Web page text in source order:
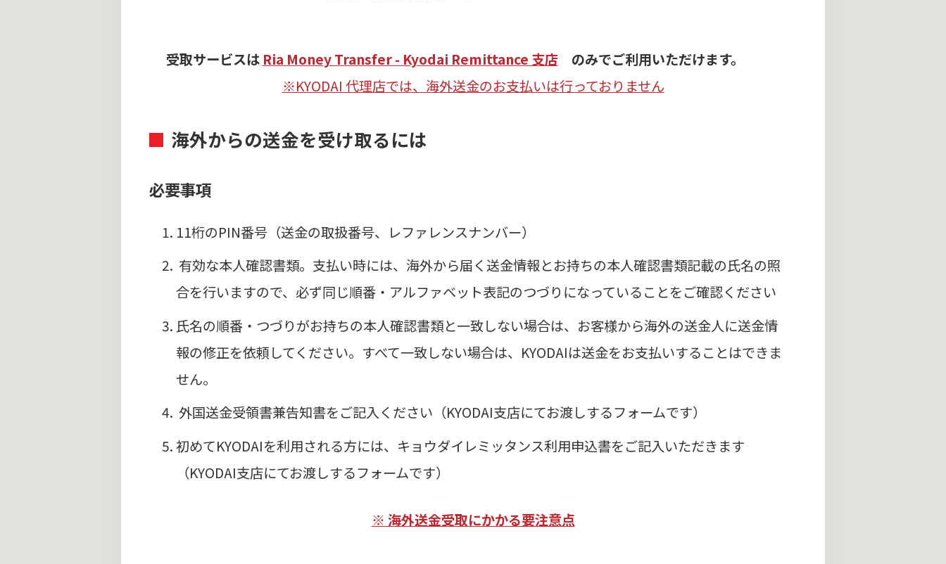
受取サービスは Ria Money Transfer - Kyodai Remittance 支店のみでご利用いただけます。
※KYODAI 代理店では、海外送金のお支払いは行っておりません
海外からの送金を受け取るには
必要事項
11桁のPIN番号（送金の取扱番号、レファレンスナンバー）
有効な本人確認書類。支払い時には、海外から届く送金情報とお持ちの本人確認書類記載の氏名の照
合を行いますので、必ず同じ順番・アルファベット表記のつづりになっていることをご確認ください
氏名の順番・つづりがお持ちの本人確認書類と一致しない場合は、お客様から海外の送金人に送金情
報の修正を依頼してください。すべて一致しない場合は、KYODAIは送金をお支払いすることはできま
せん。
外国送金受領書兼告知書をご記入ください（KYODAI支店にてお渡しするフォームです）
初めてKYODAIを利用される方には、キョウダイレミッタンス利用申込書をご記入いただきます
（KYODAI支店にてお渡しするフォームです）
※ 海外送金受取にかかる要注意点